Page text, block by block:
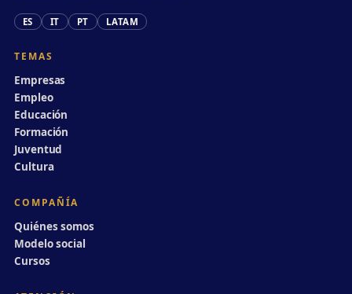
ES IT PT LATAM
TEMAS
Empresas
Empleo
Educación
Formación
Juventud
Cultura
COMPAÑÍA
Quiénes somos
Modelo social
Cursos